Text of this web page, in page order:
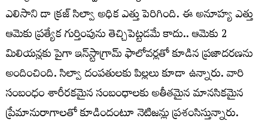
ఎలిసాని డా క్రజ్ సిల్వా అధిక ఎత్తు పెరిగింది. ఈ అనూహ్య ఎత్తు
ఆమెకు ప్రత్యేక గుర్తింపును తెచ్చిపెట్టడమే కాదు.. ఆమెకు 2
మిలియన్లకు పైగా ఇన్‌స్టాగ్రామ్ ఫాలోవర్లతో కూడిన ప్రజాదరణను
అందించింది. సిల్వా దంపతులకు పిల్లలు కూడా ఉన్నారు. వారి
సంబంధం శారీరకమైన సంబంధాలకు అతీతమైన మానసికమైన
ప్రేమానురాగాలతో కూడిందంటూ నెటిజన్లు ప్రశంసిస్తున్నారు.